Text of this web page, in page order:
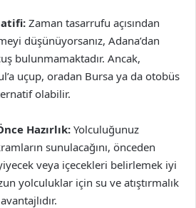
Zaman tasarrufu açısından
düşünüyorsanız, Adana’dan
bulunmamaktadır. Ancak,
uçup, oradan Bursa ya da otobüs
olabilir.
Hazırlık: Yolculuğunuz
sunulacağını, önceden
veya içecekleri belirlemek iyi
yolculuklar için su ve atıştırmalık